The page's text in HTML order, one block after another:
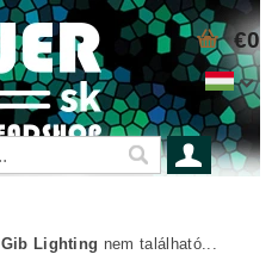
€0
Gib Lighting nem található...